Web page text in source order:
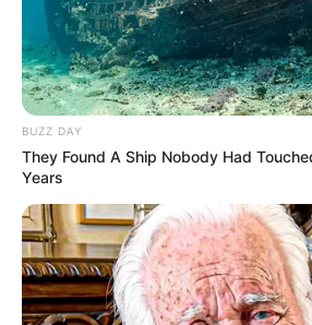
BUZZ DAY
They Found A Ship Nobody Had
Years